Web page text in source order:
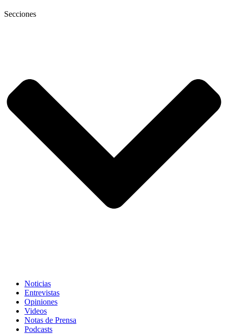
Secciones
Noticias
Entrevistas
Opiniones
Videos
Notas de Prensa
Podcasts